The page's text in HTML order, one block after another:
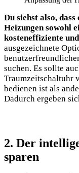
Du siehst also,
Heizungen sowohl
kosteneffiziente
ausgezeichnete
suchen. Es sollte
Traumzeitschaltuhr
bedienen ist als
Dadurch ergeben
2. Der
sparen